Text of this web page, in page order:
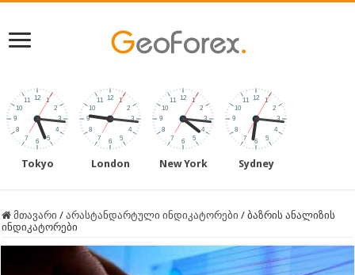
Tokyo London New York Sydney
მთავარი / არასტანდარტული ინდიკატორები / ბაზრის ანალიზის
ინდიკატორები